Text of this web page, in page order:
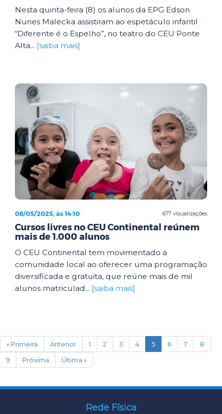
Nesta quinta-feira (8) os alunos da EPG Edson
Nunes Malecka assistiram ao espetáculo infantil
“Diferente é o Espelho”, no teatro do CEU Ponte
Alta... [saiba mais]
677 visualizações
08/05/2025, às 14:10
Cursos livres no CEU Continental reúnem
mais de 1.000 alunos
O CEU Continental tem movimentado a
comunidade local ao oferecer uma programação
diversificada e gratuita, que reúne mais de mil
alunos matriculad... [saiba mais]
« Primeira Anterior 1 2 3 4 5(current)
6 7
8
9
Próxima Última »
Rede Física